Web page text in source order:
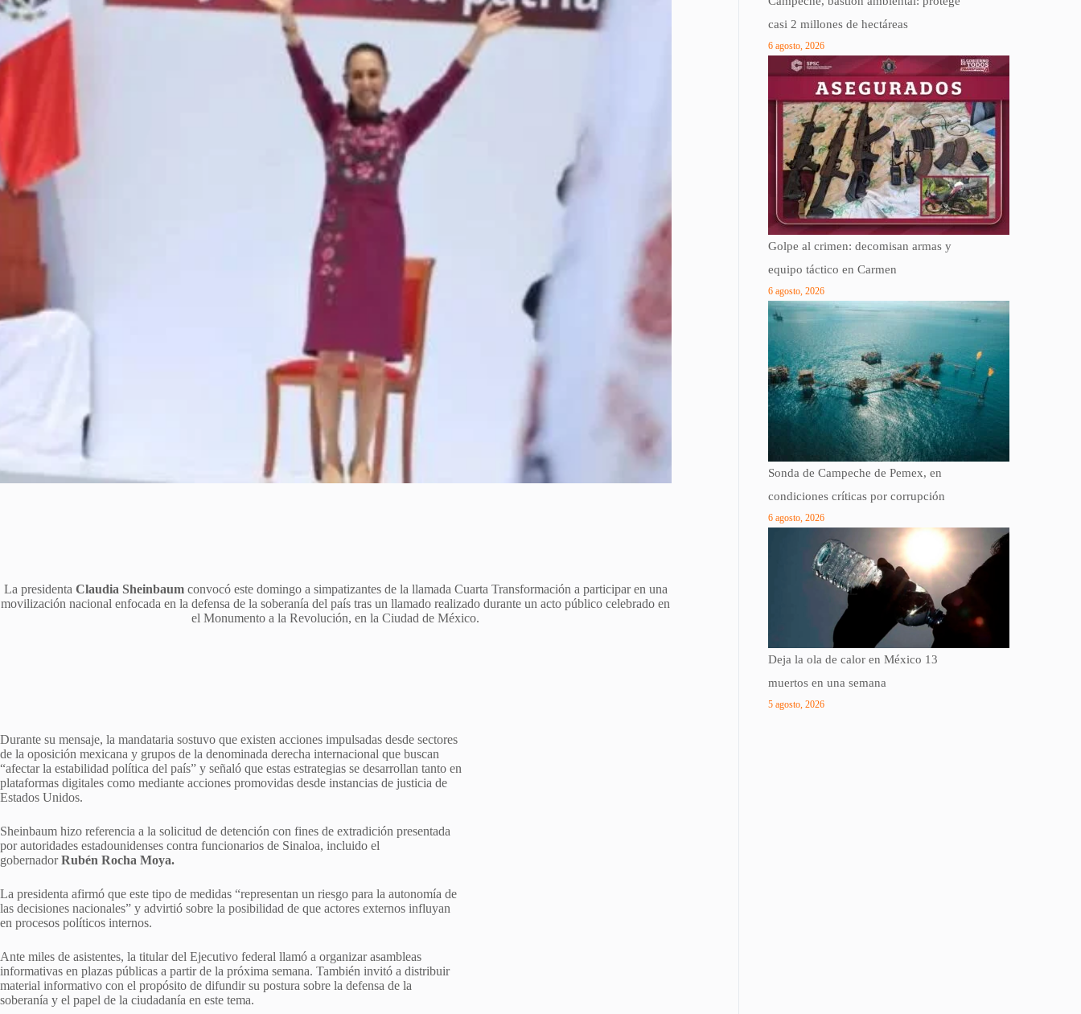
La presidenta Claudia Sheinbaumconvocó este domingo a simpatizantes de la llamada Cuarta Transformación a participar en una
movilización nacional enfocada en la defensa de la soberanía del país tras un llamado realizado durante un acto público celebrado en
el Monumento a la Revolución, en la Ciudad de México.
Durante su mensaje, la mandataria sostuvo que existen acciones impulsadas desde sectores
de la oposición mexicana y grupos de la denominada derecha internacional que buscan
“afectar la estabilidad política del país” y señaló que estas estrategias se desarrollan tanto en
plataformas digitales como mediante acciones promovidas desde instancias de justicia de
Estados Unidos.
Sheinbaum hizo referencia a la solicitud de detención con fines de extradición presentada
por autoridades estadounidenses contra funcionarios de Sinaloa, incluido el
gobernadorRubén Rocha Moya.
La presidenta afirmó que este tipo de medidas “representan un riesgo para la autonomía de
las decisiones nacionales” y advirtió sobre la posibilidad de que actores externos influyan
en procesos políticos internos.
Ante miles de asistentes, la titular del Ejecutivo federal llamó a organizar asambleas
informativas en plazas públicas a partir de la próxima semana. También invitó a distribuir
material informativo con el propósito de difundir su postura sobre la defensa de la
soberanía y el papel de la ciudadanía en este tema.
casi 2 millones de hectáreas
6 agosto, 2026
Golpe al crimen: decomisan armas y
equipo táctico en Carmen
6 agosto, 2026
Sonda de Campeche de Pemex, en
condiciones críticas por corrupción
6 agosto, 2026
Deja la ola de calor en México 13
muertos en una semana
5 agosto, 2026